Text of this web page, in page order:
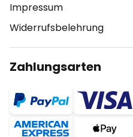
Impressum
Widerrufsbelehrung
Zahlungsarten